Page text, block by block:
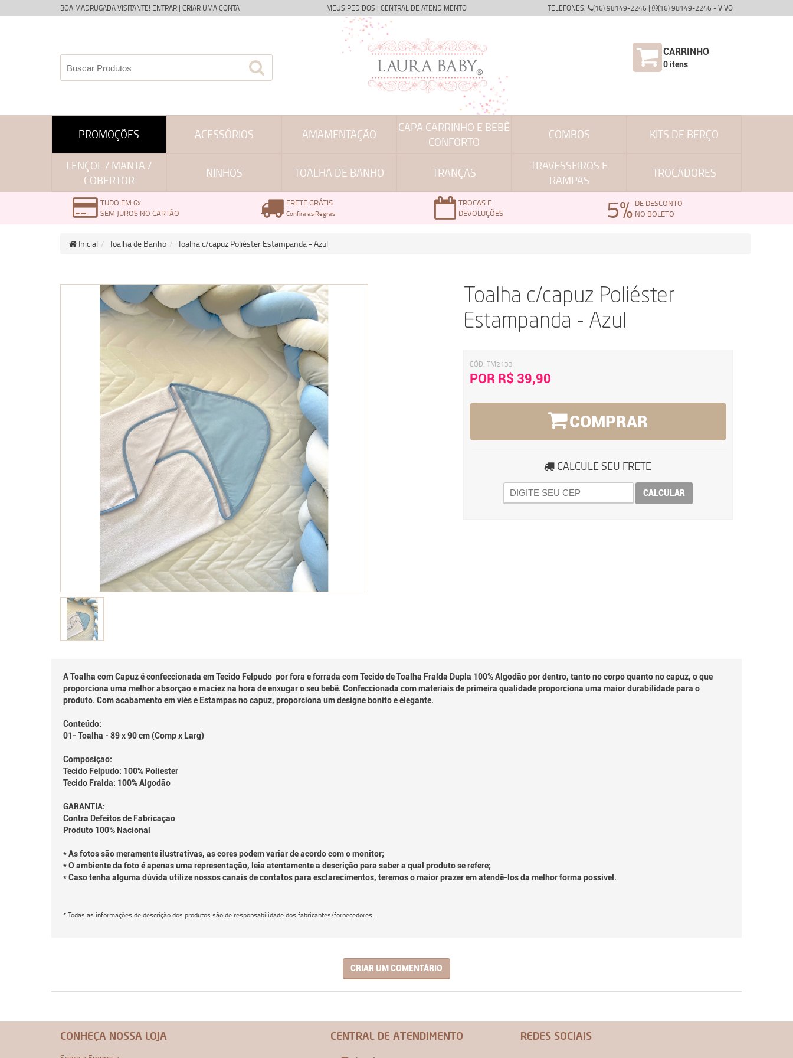
BOA MADRUGADA VISITANTE! ENTRAR | CRIAR UMA CONTA MEUS PEDIDOS | CENTRAL DE ATENDIMENTO TELEFONES: (16) 98149-2246 | (16) 98149-2246 - VIVO
CARRINHO
0itens
PROMOÇÕES ACESSÓRIOS AMAMENTAÇÃO
CAPA CARRINHO E BEBÊ
CONFORTO
COMBOS KITS DE BERÇO
LENÇOL / MANTA /
COBERTOR
NINHOS TOALHA DE BANHO TRANÇAS
TRAVESSEIROS E
RAMPAS
TROCADORES
TUDO EM 6x
SEM JUROS NO CARTÃO
FRETE GRÁTIS
Confira as Regras
TROCAS E
DEVOLUÇÕES
5% DE DESCONTO
NO BOLETO
Inicial Toalha de Banho Toalha c/capuz Poliéster Estampanda - Azul
Toalha c/capuz Poliéster
Estampanda - Azul
CÓD: TM2133
POR R$ 39,90
COMPRAR
CALCULE SEU FRETE
CALCULAR
A Toalha com Capuz é confeccionada em Tecido Felpudo por fora e forrada com Tecido de Toalha Fralda Dupla 100% Algodão por dentro, tanto no corpo quanto no capuz, o que
proporciona uma melhor absorção e maciez na hora de enxugar o seu bebê. Confeccionada com materiais de primeira qualidade proporciona uma maior durabilidade para o
produto. Com acabamento em viés e Estampas no capuz, proporciona um designe bonito e elegante.
Conteúdo:
01- Toalha - 89 x 90 cm (Comp x Larg)
Composição:
Tecido Felpudo: 100% Poliester
Tecido Fralda: 100% Algodão
GARANTIA:
Contra Defeitos de Fabricação
Produto 100% Nacional
* As fotos são meramente ilustrativas, as cores podem variar de acordo com o monitor;
* O ambiente da foto é apenas uma representação, leia atentamente a descrição para saber a qual produto se refere;
* Caso tenha alguma dúvida utilize nossos canais de contatos para esclarecimentos, teremos o maior prazer em atendê-los da melhor forma possível.
* Todas as informações de descrição dos produtos são de responsabilidade dos fabricantes/fornecedores.
CRIAR UM COMENTÁRIO
CONHEÇA NOSSA LOJA CENTRAL DE ATENDIMENTO REDES SOCIAIS